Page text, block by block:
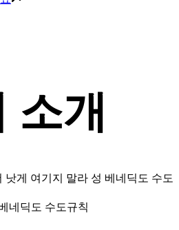
소개
낫게 여기지 말라 성 베네딕도 수도
네딕도 수도규칙